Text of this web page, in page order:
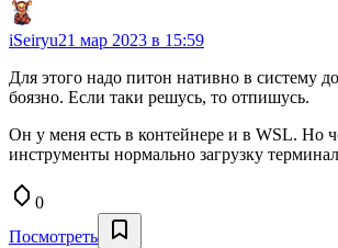
iSeiryu21 мар 2023 в 15:59
Для этого надо питон нативно в систему
боязно. Если таки решусь, то отпишусь.
Он у меня есть в контейнере и в WSL. Но
инструменты нормально загрузку
0
Посмотреть